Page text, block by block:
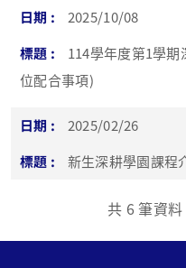
2025/10/08
114學年度第1學
位配合事項)
2025/02/26
新生深耕學園課程
共 6 筆資